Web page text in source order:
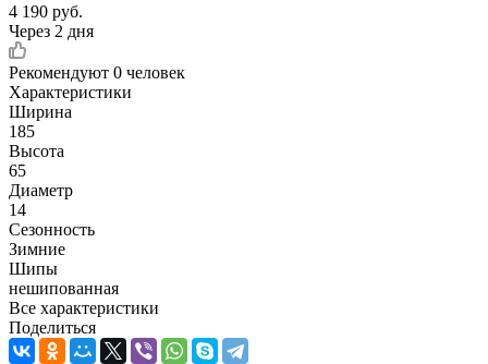
4 190 руб.
Через 2 дня
Рекомендуют 0 человек
Характеристики
Ширина
185
Высота
65
Диаметр
14
Сезонность
Зимние
Шипы
нешипованная
Все характеристики
Поделиться